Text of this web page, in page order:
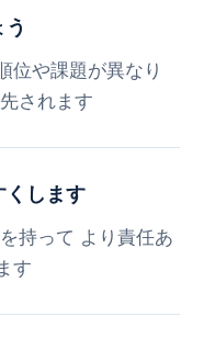
位や課題が異なり
されます
くします
持って より責任あ
す